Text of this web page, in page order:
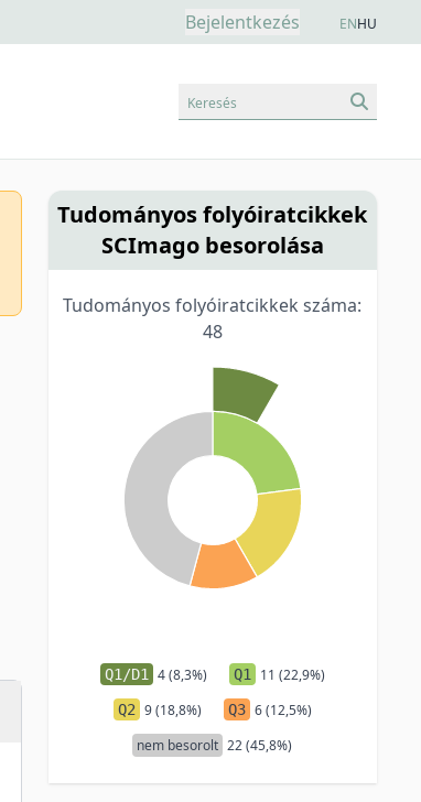
Bejelentkezés ENHU
Keresés
Tudományos folyóiratcikkek
SCImago besorolása
Tudományos folyóiratcikkek száma:
48
Q1/D1 4 (8,3%) Q1 11 (22,9%)
Q2 9 (18,8%) Q3 6 (12,5%)
nem besorolt 22 (45,8%)